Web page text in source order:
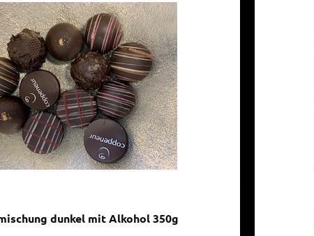
Marzipan
mit Alkohol
ohne Nuss
weiß
dunkel mit Alkohol 350g